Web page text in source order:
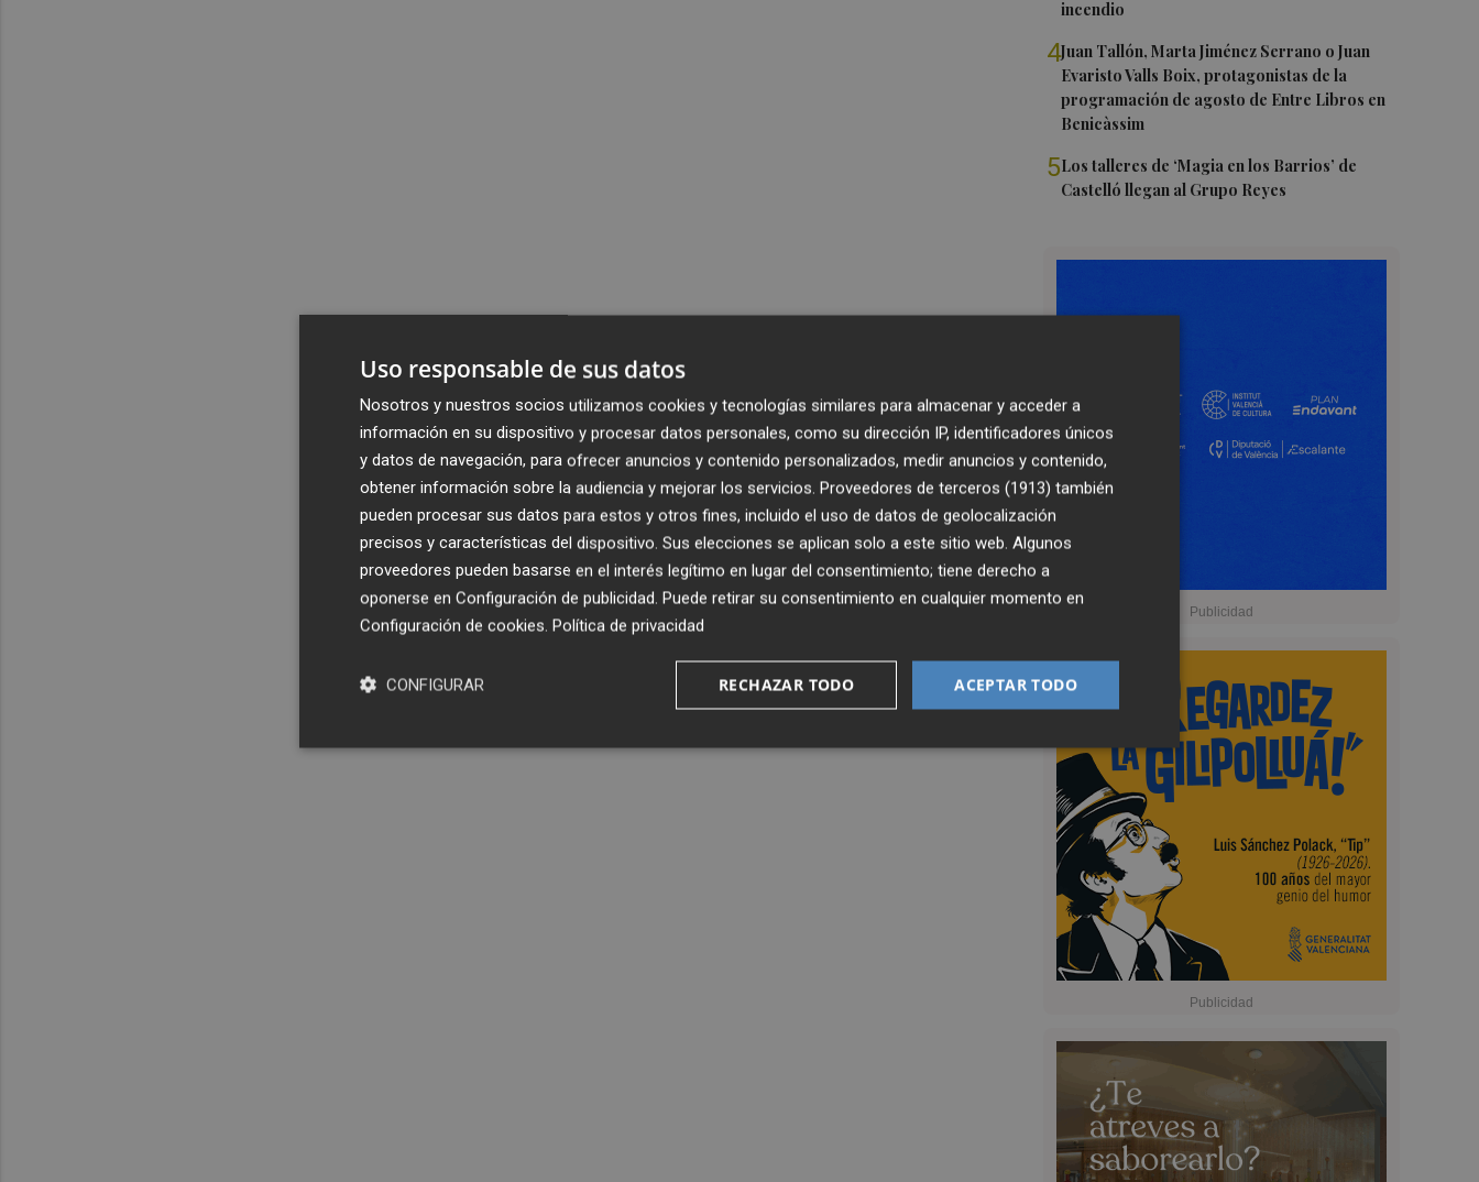
incendio
4Juan Tallón, Marta Jiménez Serrano o Juan
Evaristo Valls Boix, protagonistas de la
programación de agosto de Entre Libros en
Benicàssim
5Los talleres de ‘Magia en los Barrios’ de
Castelló llegan al Grupo Reyes
Uso responsable de sus datos
Nosotros y nuestros socios utilizamos cookies y tecnologías similares para almacenar y acceder a
información en su dispositivo y procesar datos personales, como su dirección IP, identificadores únicos
y datos de navegación, para ofrecer anuncios y contenido personalizados, medir anuncios y contenido,
obtener información sobre la audiencia y mejorar los servicios. Proveedores de terceros (1913) también
pueden procesar sus datos para estos y otros fines, incluido el uso de datos de geolocalización
precisos y características del dispositivo. Sus elecciones se aplican solo a este sitio web. Algunos
proveedores pueden basarse en el interés legítimo en lugar del consentimiento; tiene derecho a
oponerse en Configuración de publicidad. Puede retirar su consentimiento en cualquier momento en
Configuración de cookies. Política de privacidad
ACEPTAR TODO
RECHAZAR TODO
CONFIGURAR